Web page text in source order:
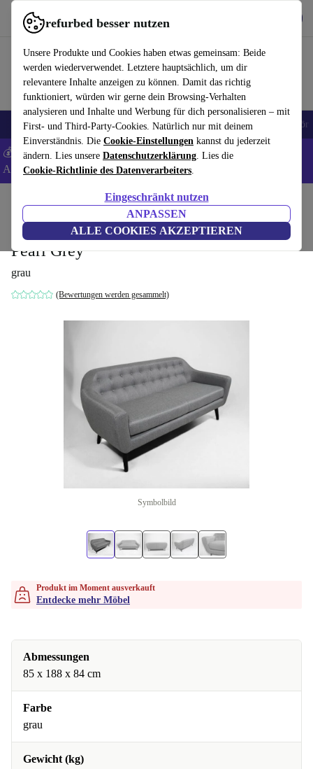
refurbed besser nutzen
Unsere Produkte und Cookies haben etwas gemeinsam: Beide
werden wiederverwendet. Letztere hauptsächlich, um dir
relevantere Inhalte anzeigen zu können. Damit das richtig
funktioniert, würden wir gerne dein Browsing-Verhalten
analysieren und Inhalte und Werbung für dich personalisieren – mit
First- und Third-Party-Cookies. Natürlich nur mit deinem
Einverständnis. Die Cookie-Einstellungen kannst du jederzeit
ändern. Lies unsere Datenschutzerklärung. Lies die
Cookie-Richtlinie des Datenverarbeiters.
Eingeschränkt nutzen
ANPASSEN
ALLE COOKIES AKZEPTIEREN
refurbed schnell und einfach nutzen
🎒 Back to school Handys Laptops Tablets Smartwatches Zubehör
💰 Extra -5% auf Samsung- und Google-Smartphones - Code:
ANDROID5 -AGB
Haushalt Möbel
Ritchie Sofa 3-Sitzer Chesterfield-Stil
Pearl Grey
grau
(Bewertungen werden gesammelt)
Symbolbild
Produkt im Moment ausverkauft
Entdecke mehr Möbel
Abmessungen
85 x 188 x 84 cm
Farbe
grau
Gewicht (kg)